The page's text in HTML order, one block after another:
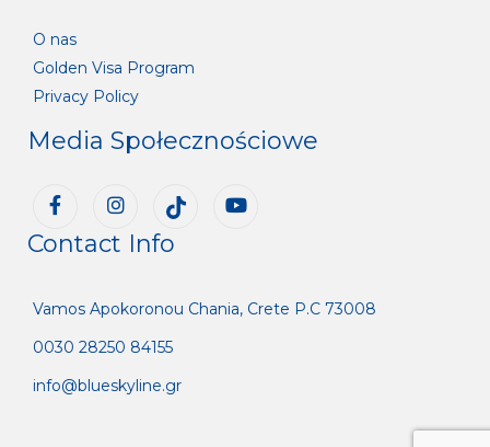
O nas
Golden Visa Program
Privacy Policy
Media Społecznościowe
Contact Info
Vamos Apokoronou Chania, Crete P.C 73008
0030 28250 84155
info@blueskyline.gr